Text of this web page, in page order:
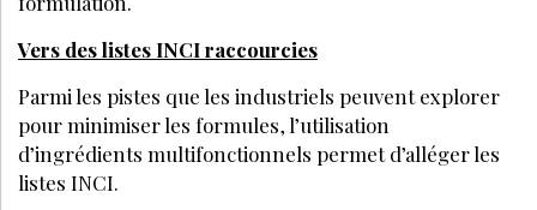
Cosmétique bio et écoresponsable : les
nouvelles attentes des consommateurs et